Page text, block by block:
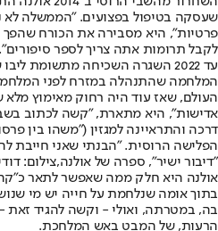
שעסקה בטיפול בפצועים. "הממשלה לא
פרטיות", היא מסבירה את הכורח שהפך
לקבל תרומות אתה צריך לספר סיפורים".
עד 2022 השגרה השכיחה מתשומת
המלחמה שהתנהלה במזרח לפני
העולם, שאז עוד היה רחוק מאימוץ
אדישות", היא מתארת, "קשה לכתוב
דרכה והתראיינה למגזין ("משהו בין
הפלישה הרוסית. "הבנתי שאני חייבת
"דיבור ישיר", ספרה של אולנה,צילום:
אולנה היא חלק ממה שאפשר לתאר
בתוך אומה שנלחמת על חייה יש מי
בה, במטרתה, ואולי - וקשה להגיד
הרעות, של המבט באש המלחכת.